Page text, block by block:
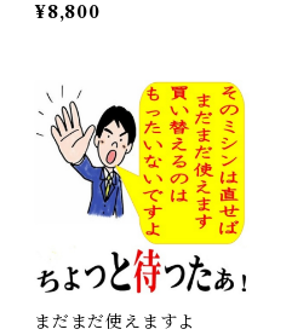
¥8,800
まだまだ使えますよ